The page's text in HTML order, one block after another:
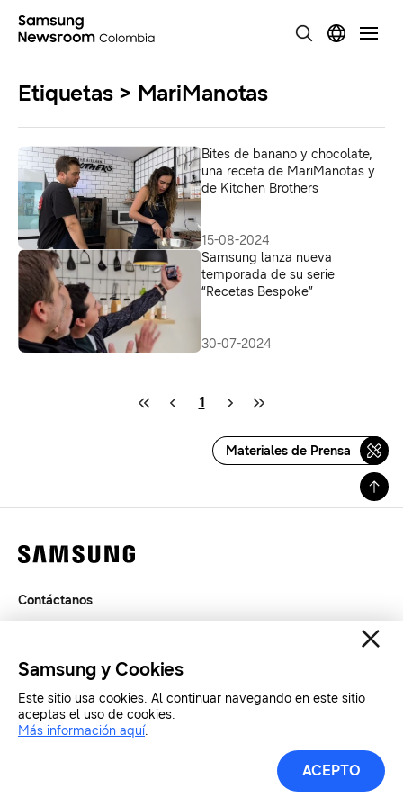
Etiquetas > MariManotas
Bites de banano y chocolate,
una receta de MariManotas y
de Kitchen Brothers
15-08-2024
Samsung lanza nueva
temporada de su serie
“Recetas Bespoke”
30-07-2024
1
Materiales de Prensa
Contáctanos
SAMSUNG.COM
Copyright© SAMSUNG Todos los derechos reservados.
Samsung y Cookies
Este sitio usa cookies. Al continuar navegando en este sitio
aceptas el uso de cookies.
Más información aquí.
ACEPTO